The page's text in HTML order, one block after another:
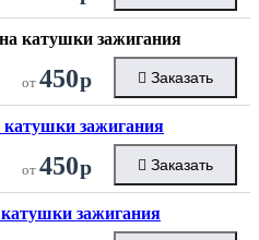
катушки зажигания
от 450р Заказать
катушки зажигания
от 450р Заказать
зажигания